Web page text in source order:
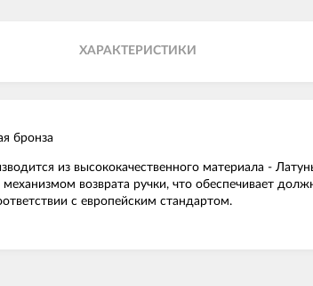
ХАРАКТЕРИСТИКИ
бронза
из высококачественного материала -
возврата ручки, что обеспечивает
с европейским стандартом.